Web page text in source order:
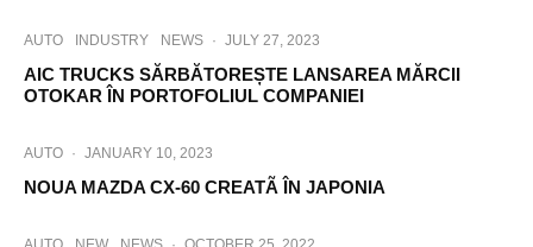
AUTO INDUSTRY NEWS · JULY 27, 2023
AIC TRUCKS SĂRBĂTOREȘTE LANSAREA MĂRCII
OTOKAR ÎN PORTOFOLIUL COMPANIEI
AUTO · JANUARY 10, 2023
NOUA MAZDA CX-60 CREATÃ ÎN JAPONIA